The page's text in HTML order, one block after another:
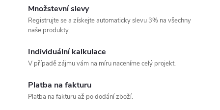
Množstevní slevy
Registrujte se a získejte automaticky slevu 3% na všechny
naše produkty.
Individuální kalkulace
V případě zájmu vám na míru naceníme celý projekt.
Platba na fakturu
Platba na fakturu až po dodání zboží.